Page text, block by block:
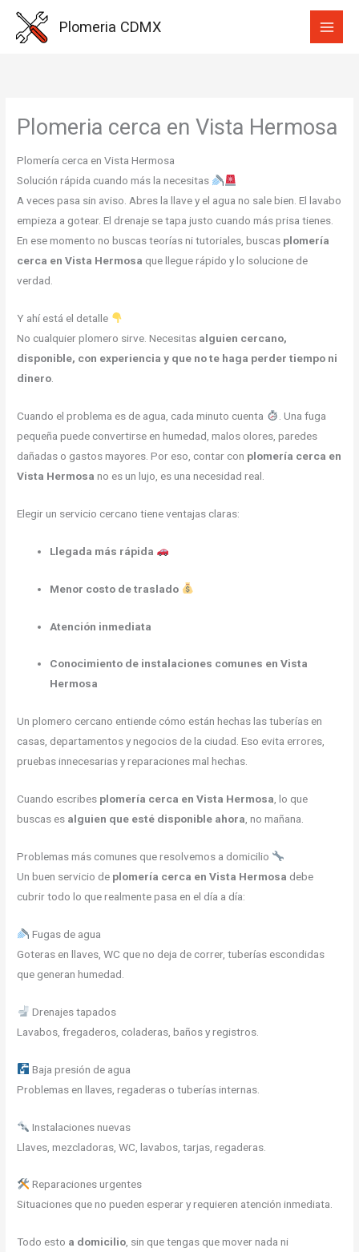
Plomeria CDMX
Plomeria cerca en Vista Hermosa
Plomería cerca en Vista Hermosa
Solución rápida cuando más la necesitas
A veces pasa sin aviso. Abres la llave y el agua no sale bien. El lavabo
empieza a gotear. El drenaje se tapa justo cuando más prisa tienes.
En ese momento no buscas teorías ni tutoriales, buscas plomería
cerca en Vista Hermosa que llegue rápido y lo solucione de
verdad.
Y ahí está el detalle
No cualquier plomero sirve. Necesitas alguien cercano,
disponible, con experiencia y que no te haga perder tiempo ni
dinero
Cuando el problema es de agua, cada minuto cuenta
. Una fuga
pequeña puede convertirse en humedad, malos olores, paredes
dañadas o gastos mayores. Por eso, contar con plomería cerca en
Vista Hermosa no es un lujo, es una necesidad real.
Elegir un servicio cercano tiene ventajas claras:
Llegada más rápida
Menor costo de traslado
Atención inmediata
Conocimiento de instalaciones comunes en Vista
Hermosa
Un plomero cercano entiende cómo están hechas las tuberías en
casas, departamentos y negocios de la ciudad. Eso evita errores,
pruebas innecesarias y reparaciones mal hechas.
Cuando escribes plomería cerca en Vista Hermosa , lo que
buscas es alguien que esté disponible ahora , no mañana.
Problemas más comunes que resolvemos a domicilio
Un buen servicio de plomería cerca en Vista Hermosa debe
cubrir todo lo que realmente pasa en el día a día:
Fugas de agua
Goteras en llaves, WC que no deja de correr, tuberías escondidas
que generan humedad.
Drenajes tapados
Lavabos, fregaderos, coladeras, baños y registros.
Baja presión de agua
Problemas en llaves, regaderas o tuberías internas.
Instalaciones nuevas
Llaves, mezcladoras, WC, lavabos, tarjas, regaderas.
Reparaciones urgentes
Situaciones que no pueden esperar y requieren atención inmediata.
Todo esto a domicilio, sin que tengas que mover nada ni